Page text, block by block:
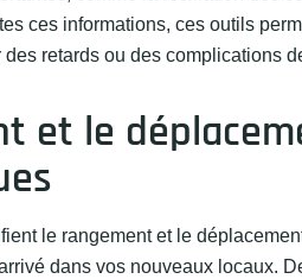
ces informations, ces outils
retards ou des complications
et le
le rangement et le
dans vos nouveaux locaux.